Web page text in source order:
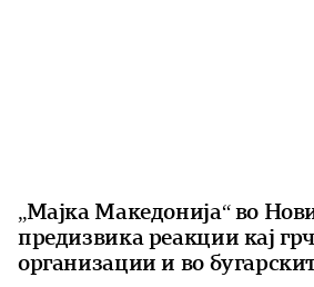
„Мајка Македонија“ во
предизвика реакции кај
организации и во